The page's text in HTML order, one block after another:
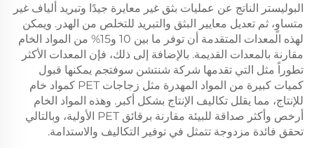
البوليستر الناتج عن عمليات بثق غير معايرة جيدًا وتبريد ألياف غير
متساوٍ، ثم تعديل معايير البثق والتبريد للتخلص من الهدر. ويمكن
لهذه المعدات المتقدمة أن توفر ما بين 10 و15% من المواد الخام
مقارنة بالمعدات القديمة. بالإضافة إلى ذلك، فإن المعدات الأكثر
تطوراً مثل التي تقدمها شركة شنتشن سوفتجم يمكنها قبول
كميات كبيرة من المواد المهدرة مثل زجاجات PET كمواد خام
للإنتاج، مما يقلل تكاليف الإنتاج بشكل أكبر. وهذه المواد الخام
أرخص وأكثر صداقة للبيئة مقارنة برقائق PET الأولية، وبالتالي
تحقق فائدة مزدوجة تتمثل في توفير التكاليف والاستدامة.